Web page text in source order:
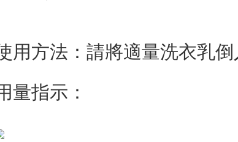
用方法：請將適量洗衣乳倒
量指示：